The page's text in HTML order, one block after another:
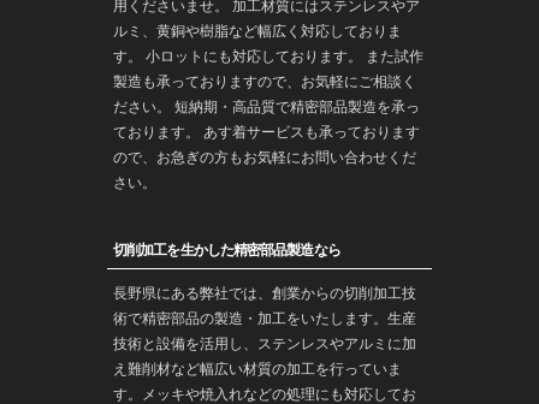
用くださいませ。 加工材質にはステンレスやア
ルミ、黄銅や樹脂など幅広く対応しておりま
す。 小ロットにも対応しております。 また試作
製造 も承っておりますので、お気軽にご相談く
ださい。 短納期・高品質で精密部品製造を承っ
ております。 あす着サービスも承っております
ので、お急ぎの方もお気軽にお問い合わせくだ
さい。
切削加工を生かした精密部品製造なら
長野県にある弊社では、創業からの切削加工技
術で精密部品の製造・ 加工をいたします。生産
技術と設備を活用し、ステンレスやアルミに加
え難削材など幅広い材質の加工を行っていま
す。メッキや焼入れなどの処理にも対応してお